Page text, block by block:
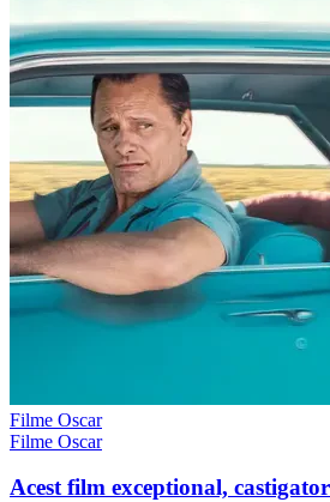
Filme Oscar
Filme Oscar
Acest film exceptional,